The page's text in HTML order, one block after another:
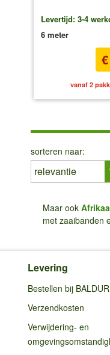
Levertijd: 3-4
6 meter
vanaf 2
sorteren naar:
Maar ook
met zaaibanden
Levering
Bestellen bij BALDUR
Verzendkosten
Verwijdering- en